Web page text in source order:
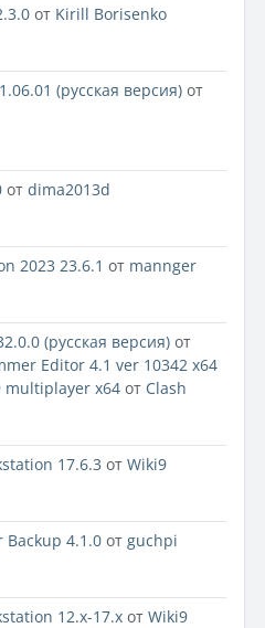
от Kirill Borisenko
(русская версия) от
от dima2013d
2023 23.6.1 от mannger
(русская версия) от
Editor 4.1 ver 10342 x64
multiplayer x64 от Clash
17.6.3 от Wiki9
Backup 4.1.0 от guchpi
12.x-17.x от Wiki9